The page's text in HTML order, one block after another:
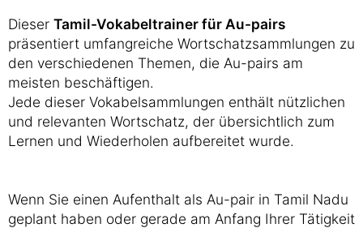
Dieser Tamil-Vokabeltrainer für Au-pairs
präsentiert umfangreiche Wortschatzsammlungen zu
den verschiedenen Themen, die Au-pairs am
meisten beschäftigen.
Jede dieser Vokabelsammlungen enthält nützlichen
und relevanten Wortschatz, der übersichtlich zum
Lernen und Wiederholen aufbereitet wurde.
Wenn Sie einen Aufenthalt als Au-pair in Tamil Nadu
geplant haben oder gerade am Anfang Ihrer Tätigkeit